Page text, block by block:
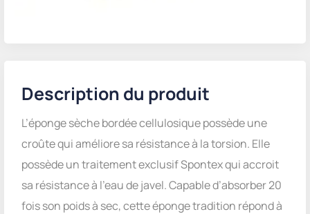
Description du produit
L’éponge sèche bordée cellulosique possède une
croûte qui améliore sa résistance à la torsion. Elle
possède un traitement exclusif Spontex qui accroit
sa résistance à l’eau de javel. Capable d’absorber 20
fois son poids à sec, cette éponge tradition répond à